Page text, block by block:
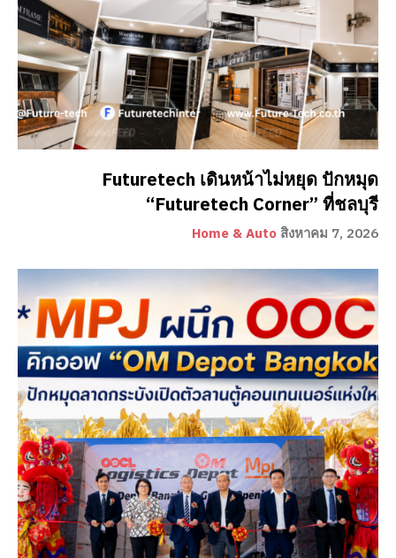
Futuretech เดินหน้าไม่หยุด ปักหมุด
“Futuretech Corner” ที่ชลบุรี
Home & Auto สิงหาคม 7, 2026